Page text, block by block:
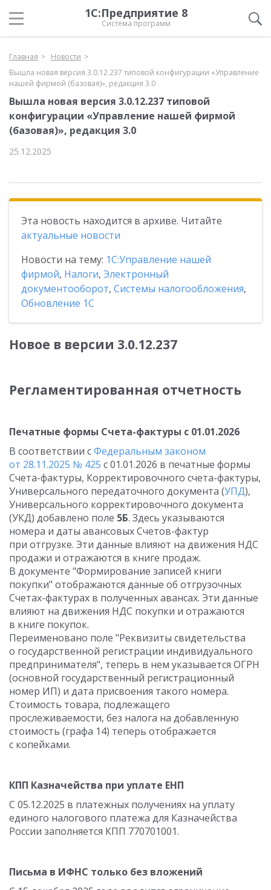
1С:Предприятие 8
Система программ
Главная
Новости
Вышла новая версия 3.0.12.237 типовой конфигурации «Управление
нашей фирмой (базовая)», редакция 3.0
Вышла новая версия 3.0.12.237 типовой
конфигурации «Управление нашей фирмой
(базовая)», редакция 3.0
25.12.2025
Эта новость находится в архиве. Читайте
актуальные новости
Новости на тему: 1С:Управление нашей
фирмой, Налоги, Электронный
документооборот, Системы налогообложения,
Обновление 1С
Новое в версии 3.0.12.237
Регламентированная отчетность
Печатные формы Счета-фактуры с 01.01.2026
В соответствии сФедеральным законом
от 28.11.2025 № 425 с 01.01.2026 в печатные формы
Счета-фактуры, Корректировочного счета-фактуры,
Универсального передаточного документа (УПД),
Универсального корректировочного документа
(УКД) добавлено поле 5Б. Здесь указываются
номера и даты авансовых Счетов-фактур
при отгрузке. Эти данные влияют на движения НДС
продажи и отражаются в книге продаж.
В документе "Формирование записей книги
покупки" отображаются данные об отгрузочных
Счетах-фактурах в полученных авансах. Эти данные
влияют на движения НДС покупки и отражаются
в книге покупок.
Переименовано поле "Реквизиты свидетельства
о государственной регистрации индивидуального
предпринимателя", теперь в нем указывается ОГРН
(основной государственный регистрационный
номер ИП) и дата присвоения такого номера.
Стоимость товара, подлежащего
прослеживаемости, без налога на добавленную
стоимость (графа 14) теперь отображается
с копейками.
КПП Казначейства при уплате ЕНП
С 05.12.2025 в платежных получениях на уплату
единого налогового платежа для Казначейства
России заполняется КПП 770701001.
Письма в ИФНС только без вложений